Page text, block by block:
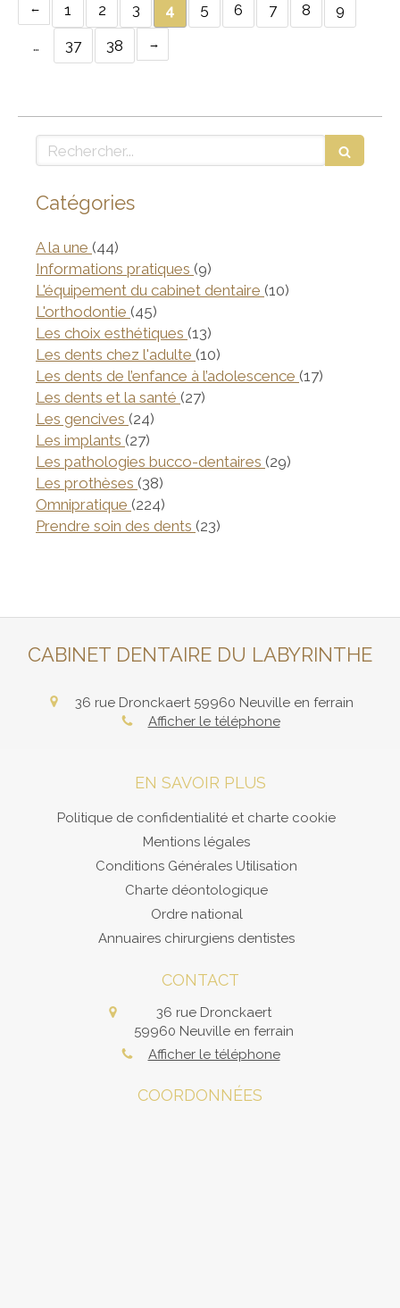
1 2 3 4 5 6 7 8
9
…
37 38
Rechercher
Catégories
A la une (44)
Informations pratiques (9)
L'équipement du cabinet dentaire (10)
L'orthodontie (45)
Les choix esthétiques (13)
Les dents chez l'adulte (10)
Les dents de l’enfance à l’adolescence (17)
Les dents et la santé (27)
Les gencives (24)
Les implants (27)
Les pathologies bucco-dentaires (29)
Les prothèses (38)
Omnipratique (224)
Prendre soin des dents (23)
CABINET DENTAIRE DU LABYRINTHE
36 rue Dronckaert 59960 Neuville en ferrain
Afficher le téléphone
EN SAVOIR PLUS
Politique de confidentialité et charte cookie
Mentions légales
Conditions Générales Utilisation
Charte déontologique
Ordre national
Annuaires chirurgiens dentistes
CONTACT
36 rue Dronckaert
59960 Neuville en ferrain
Afficher le téléphone
COORDONNÉES